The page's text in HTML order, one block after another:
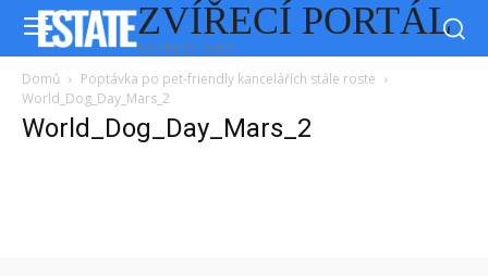
ZVÍŘECÍ PORTÁL
ZVÍŘECÍ WEB
Domů
Poptávka po pet-friendly kancelářích stále roste
World_Dog_Day_Mars_2
World_Dog_Day_Mars_2